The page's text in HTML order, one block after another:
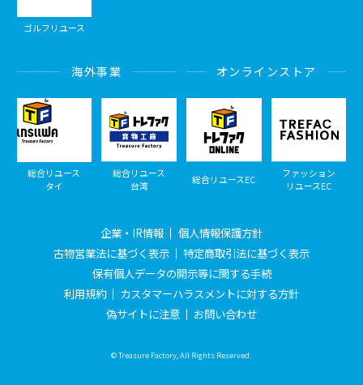
ゴルフリユース
海外事業
総合リユース
タイ
総合リユース
台湾
オンラインストア
総合リユースEC
ファッション
リユースEC
企業・IR情報
個人情報保護方針
古物営業法に基づく表示
特定商取引法に基づく表示
保有個人データの開示等に関する手続
利用規約
カスタマーハラスメントに対する方針
偽サイトに注意
お問い合わせ
© Treasure Factory, All Rights Reserved.